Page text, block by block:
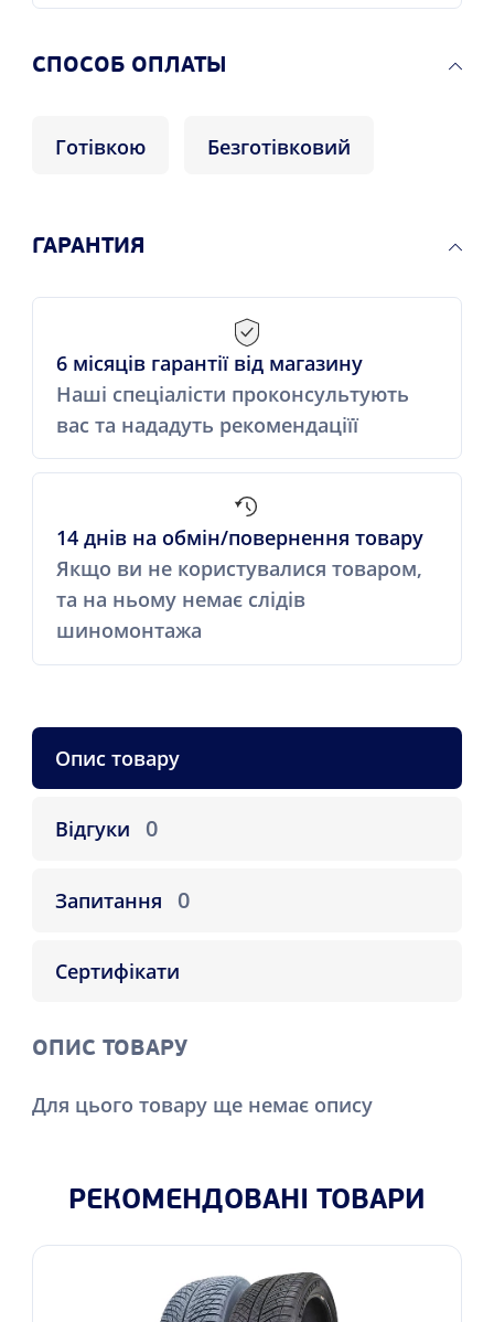
CПОСОБ ОПЛАТЫ
Готівкою Безготівковий
ГАРАНТИЯ
6 місяців гарантії від магазину
Наші спеціалісти проконсультують
вас та нададуть рекомендаціїї
14 днів на обмін/повернення товару
Якщо ви не користувалися товаром,
та на ньому немає слідів
шиномонтажа
Опис товару
Відгуки 0
Запитання 0
Сертифікати
ОПИС ТОВАРУ
Для цього товару ще немає опису
РЕКОМЕНДОВАНІ ТОВАРИ